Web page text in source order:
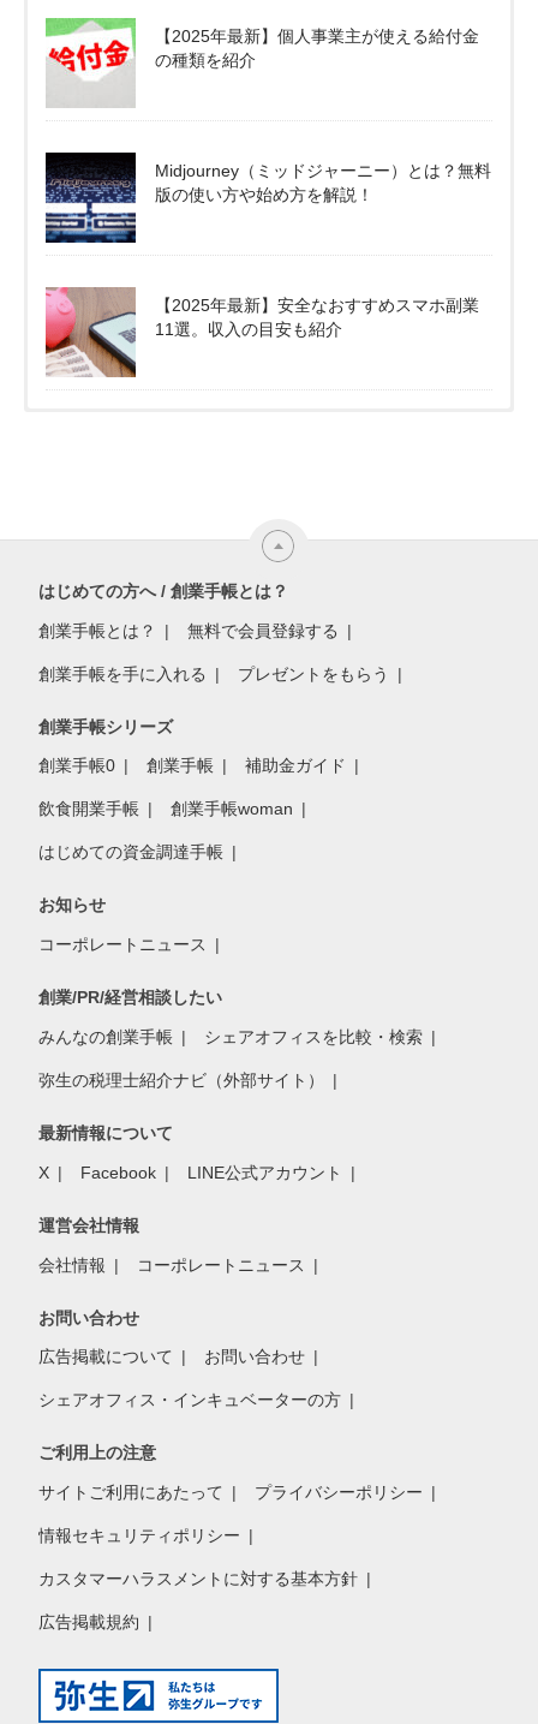
【2025年最新】個人事業主が使える給付金
の種類を紹介
Midjourney（ミッドジャーニー）とは？無料
版の使い方や始め方を解説！
【2025年最新】安全なおすすめスマホ副業
11選。収入の目安も紹介
はじめての方へ / 創業手帳とは？
創業手帳とは？ 無料で会員登録する
創業手帳を手に入れる プレゼントをもらう
創業手帳シリーズ
創業手帳0 創業手帳 補助金ガイド
飲食開業手帳 創業手帳woman
はじめての資金調達手帳
お知らせ
コーポレートニュース
創業/PR/経営相談したい
みんなの創業手帳 シェアオフィスを比較・検索
弥生の税理士紹介ナビ（外部サイト）
最新情報について
X Facebook LINE公式アカウント
運営会社情報
会社情報 コーポレートニュース
お問い合わせ
広告掲載について お問い合わせ
シェアオフィス・インキュベーターの方
ご利用上の注意
サイトご利用にあたって プライバシーポリシー
情報セキュリティポリシー
カスタマーハラスメントに対する基本方針
広告掲載規約